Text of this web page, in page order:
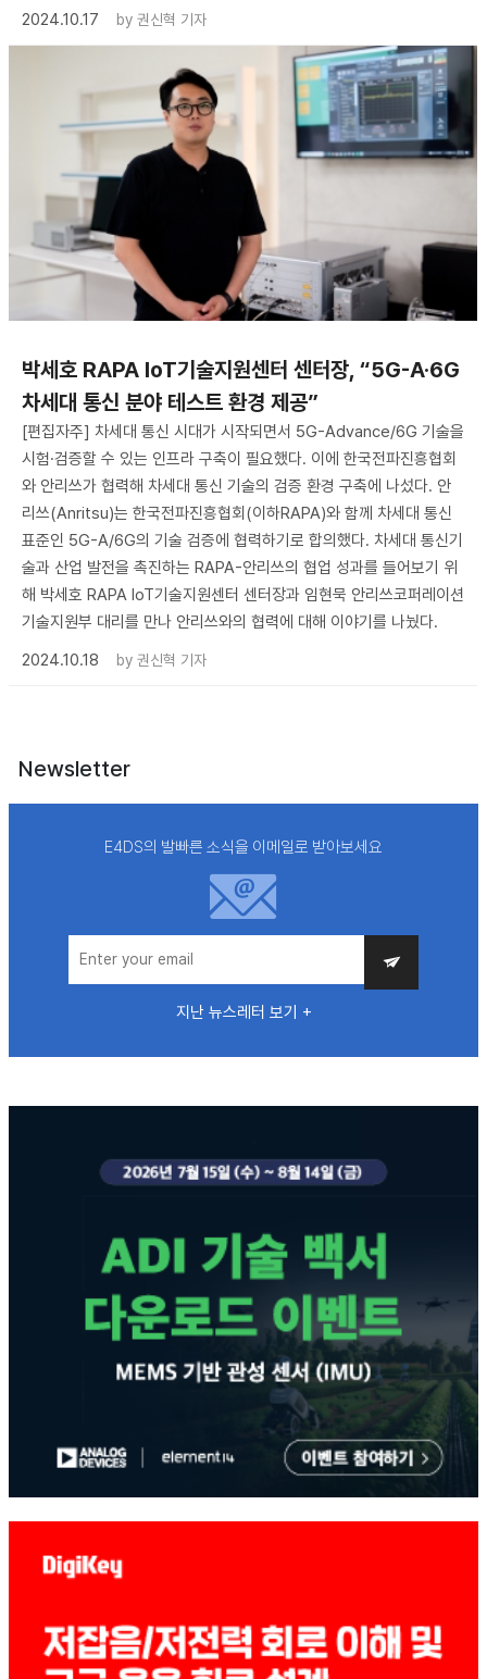
2024.10.17 by 권신혁 기자
박세호 RAPA IoT기술지원센터 센터장, “5G-A·6G
차세대 통신 분야 테스트 환경 제공”
[편집자주] 차세대 통신 시대가 시작되면서 5G-Advance/6G 기술을
시험·검증할 수 있는 인프라 구축이 필요했다. 이에 한국전파진흥협회
와 안리쓰가 협력해 차세대 통신 기술의 검증 환경 구축에 나섰다. 안
리쓰(Anritsu)는 한국전파진흥협회(이하RAPA)와 함께 차세대 통신
표준인 5G-A/6G의 기술 검증에 협력하기로 합의했다. 차세대 통신기
술과 산업 발전을 촉진하는 RAPA-안리쓰의 협업 성과를 들어보기 위
해 박세호 RAPA IoT기술지원센터 센터장과 임현묵 안리쓰코퍼레이션
기술지원부 대리를 만나 안리쓰와의 협력에 대해 이야기를 나눴다.
2024.10.18
by 권신혁 기자
Newsletter
E4DS의 발빠른 소식을 이메일로 받아보세요
지난 뉴스레터 보기 +